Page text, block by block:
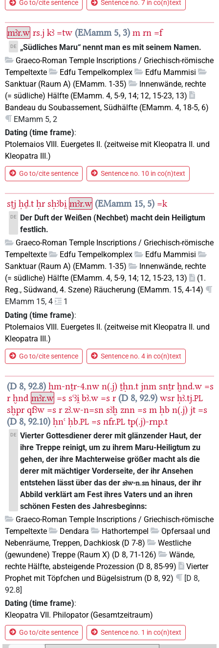
Go to/cite sentence Sentence no. 7 in co(n)text
mꜣr.w rs.j kꜣ =tw EMamm 5, 3 m rn =f
DE
„Südliches Maru“ nennt man es mit seinem Namen.
Graeco-Roman Temple Inscriptions / Griechisch-römische
Tempeltexte
Edfu Tempelkomplex
Edfu Mammisi
Sanktuar (Raum A) (EMamm. 1-35)
Innenwände, rechte
(= südliche) Hälfte (EMamm. 4, 5-9, 14; 12, 15-23, 13)
Bandeau du Soubassement, Südhälfte (EMamm. 4, 18-5, 6)
EMamm 5, 2
Dating (time frame):
Ptolemaios VIII. Euergetes II. (zeitweise mit Kleopatra II. und
Kleopatra III.)
Go to/cite sentence Sentence no. 10 in co(n)text
sṯj ḥḏ.t ḥr sḥꜣbi̯ mꜣr.w EMamm 15, 5 =k
DE
Der Duft der Weißen (Nechbet) macht dein Heiligtum
festlich.
Graeco-Roman Temple Inscriptions / Griechisch-römische
Tempeltexte
Edfu Tempelkomplex
Edfu Mammisi
Sanktuar (Raum A) (EMamm. 1-35)
Innenwände, rechte
(= südliche) Hälfte (EMamm. 4, 5-9, 14; 12, 15-23, 13)
(1.
Reg., Südwand, 4. Szene) Räucherung (EMamm. 15, 4-14)
EMamm 15, 4
1
Dating (time frame):
Ptolemaios VIII. Euergetes II. (zeitweise mit Kleopatra II. und
Kleopatra III.)
Go to/cite sentence Sentence no. 4 in co(n)text
D 8, 92.8 ḥm-nṯr-4.nw n(.j) ṯḥn.t jnm snṯr ḫnd.w =s
r ḫnd mꜣr.w =s sꜥꜣi̯ bꜣ.w =s r D 8, 92.9 wsr ḥꜣ.tj.PL
sḫpr qfꜣw =s r zꜣ.w-n=sn sꜣḫ znn =s m ḥb n(.j) jt =s
D 8, 92.10 ḥnꜥ ḥb.PL =s nfr.PL tp(.j)-rnp.t
DE Vierter Gottesdiener derer mit glänzender Haut, der
ihre Treppe reinigt, um zu ihrem Maru-Heiligtum zu
gehen, der ihre Machterweise größer macht als die
derer mit mächtiger Vorderseite, der ihr Ansehen
entstehen lässt über das dersꜣw-n.sn hinaus, der ihr
Abbild verklärt am Fest ihres Vaters und an ihren
schönen Festen des Jahresbeginns:
Graeco-Roman Temple Inscriptions / Griechisch-römische
Tempeltexte
Dendara Hathortempel
Opfersaal und
Nebenräume, Treppen, Dachkiosk (D 7-8)
Westliche
(gewundene) Treppe (Raum X) (D 8, 71-126)
Wände,
rechte Hälfte, absteigende Prozession (D 8, 85-99)
Vierter
Prophet mit Töpfchen und Bügelsistrum (D 8, 92)
[D 8,
92.8]
Dating (time frame):
Kleopatra VII. Philopator (Gesamtzeitraum)
Go to/cite sentence Sentence no. 1 in co(n)text